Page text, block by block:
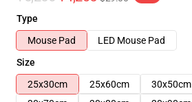
Type
Mouse Pad
LED Mouse Pad
Size
25x30cm
25x60cm 30x50cm